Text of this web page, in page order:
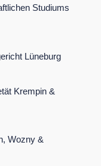
Studiums
Lüneburg
Krempin &
Wozny &